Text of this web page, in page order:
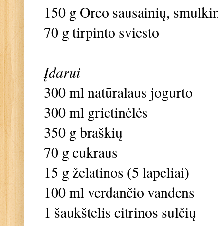
150 g Oreo sausainių,
70 g tirpinto sviesto
Įdarui
300 ml natūralaus jogurto
300 ml grietinėlės
350 g braškių
70 g cukraus
15 g želatinos (5 lapeliai)
100 ml verdančio vandens
1 šaukštelis citrinos sulčių